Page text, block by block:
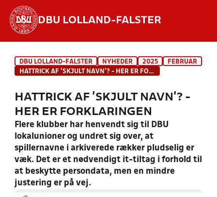
DBU LOLLAND-FALSTER
INDHOLD OG NYHEDER
HOLD
DBU LOLLAND-FALSTER NYHEDER 2025
FEBRUAR
HATTRICK AF ’SKJULT NAVN’? - HER ER FORKLARINGEN
HATTRICK AF ’SKJULT NAVN’? -
HER ER FORKLARINGEN
Flere klubber har henvendt sig til DBU
lokalunioner og undret sig over, at
spillernavne i arkiverede rækker pludselig er
væk. Det er et nødvendigt it-tiltag i forhold til
at beskytte persondata, men en mindre
justering er på vej.